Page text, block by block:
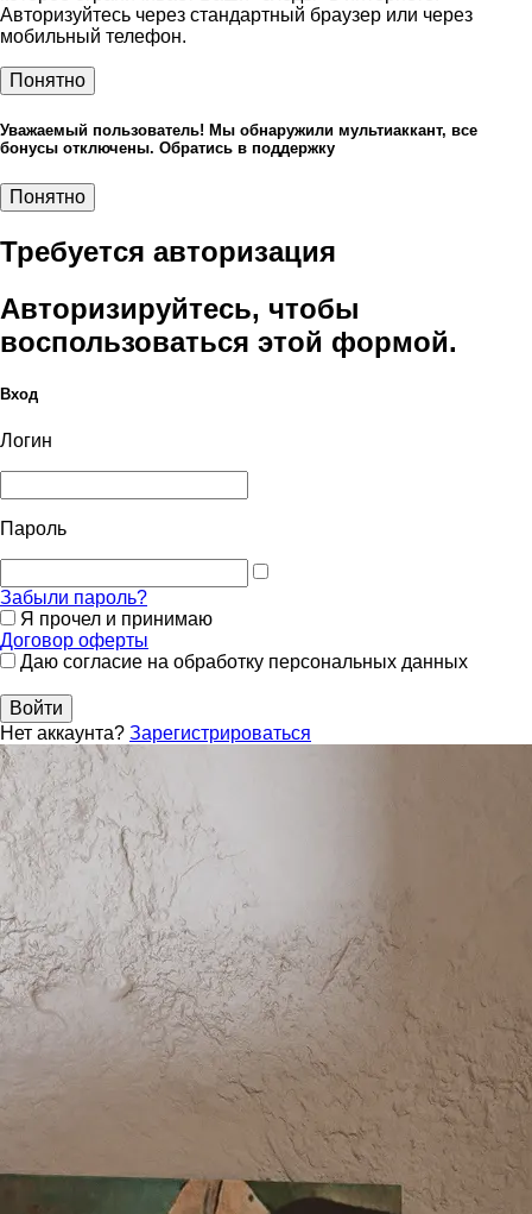
Авторизуйтесь через стандартный браузер или через
мобильный телефон.
Понятно
Уважаемый пользователь! Мы обнаружили мультиаккант, все
бонусы отключены. Обратись в поддержку
Понятно
Требуется авторизация
Авторизируйтесь, чтобы
воспользоваться этой формой.
Вход
Логин
Пароль
Забыли пароль?
Я прочел и принимаю
Договор оферты
Даю согласие на обработку персональных данных
Войти
Нет аккаунта? Зарегистрироваться